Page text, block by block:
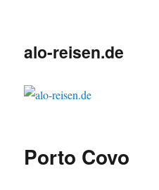
alo-reisen.de
Porto Covo